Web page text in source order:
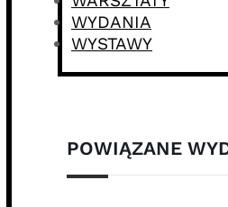
WYDANIA
WYSTAWY
POWIĄZANE